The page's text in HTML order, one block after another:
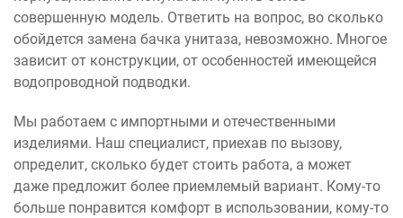
совершенную модель. Ответить на вопрос, во сколько
обойдется замена бачка унитаза, невозможно. Многое
зависит от конструкции, от особенностей имеющейся
водопроводной подводки.
Мы работаем с импортными и отечественными
изделиями. Наш специалист, приехав по вызову,
определит, сколько будет стоить работа, а может
даже предложит более приемлемый вариант. Кому-то
больше понравится комфорт в использовании, кому-то